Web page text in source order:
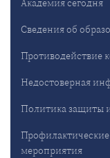
Сведения об
Противодействие
Недостоверная
Политика защиты
мероприятия